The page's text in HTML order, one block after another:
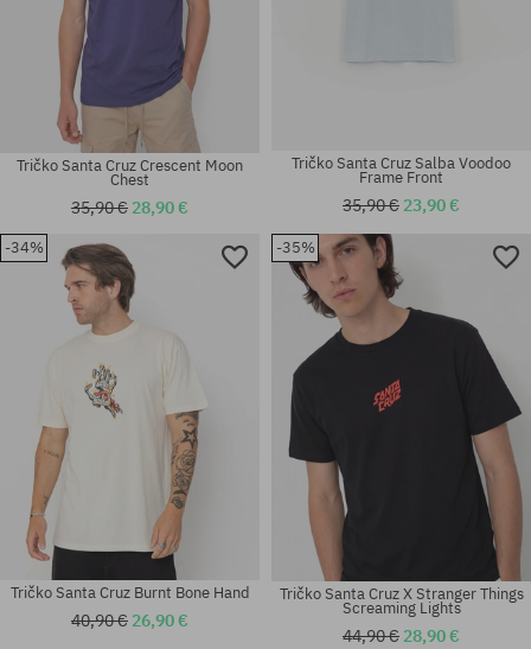
Dostupné veľkosti:
M; L; XL; XXL
Dostupné veľkosti:
M; L; XL; XXL
Tričko Santa Cruz Crescent Moon
Chest
35,90 € 28,90 €
Tričko Santa Cruz Salba Voodoo
Frame Front
35,90 € 23,90 €
-34%
Tričko Santa Cruz Burnt Bone Hand
40,90 € 26,90 €
-35%
Tričko Santa Cruz X Stranger Things
Screaming Lights
44,90 € 28,90 €